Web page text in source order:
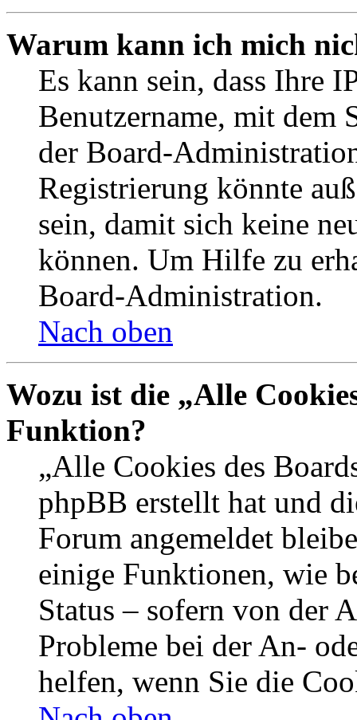
Warum kann ich mich
Es kann sein, dass Ihre
Benutzername, mit dem
der Board-
Registrierung könnte
sein, damit sich keine
können. Um Hilfe zu
Board-Administration.
Nach oben
Wozu ist die „Alle
Funktion?
„Alle Cookies des
phpBB erstellt hat und
Forum angemeldet
einige Funktionen, wie
Status – sofern von der
Probleme bei der An-
helfen, wenn Sie die